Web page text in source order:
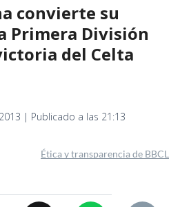
convierte su
Primera División
del Celta
| Publicado a las 21:13
Ética y transparencia de BBCL